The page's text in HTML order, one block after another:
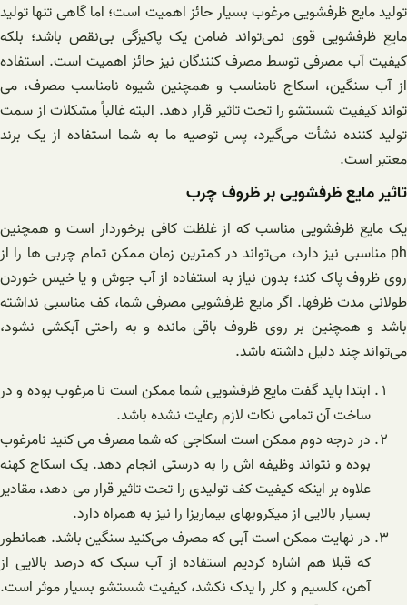
تولید مایع ظرفشویی مرغوب بسیار حائز اهمیت است؛ اما گاهی تنها تولید
مایع ظرفشویی قوی نمی‌تواند ضامن یک پاکیزگی بی‌نقص باشد؛ بلکه
کیفیت آب مصرفی توسط مصرف کنندگان نیز حائز اهمیت است. استفاده
از آب سنگین، اسکاج نامناسب و همچنین شیوه نامناسب مصرف، می
تواند کیفیت شستشو را تحت تاثیر قرار دهد. البته غالباً مشکلات از سمت
تولید کننده نشأت می‌گیرد، پس توصیه ما به شما استفاده از یک برند
معتبر است.
تاثیر مایع ظرفشویی بر ظروف چرب
یک مایع ظرفشویی مناسب که از غلظت کافی برخوردار است و همچنین
ph مناسبی نیز دارد، می‌تواند در کمترین زمان ممکن تمام چربی ها را از
روی ظروف پاک کند؛ بدون نیاز به استفاده از آب جوش و یا خیس خوردن
طولانی مدت ظرفها. اگر مایع ظرفشویی مصرفی شما، کف مناسبی نداشته
باشد و همچنین بر روی ظروف باقی مانده و به راحتی آبکشی نشود،
می‌تواند چند دلیل داشته باشد.
ابتدا باید گفت مایع ظرفشویی شما ممکن است نا مرغوب بوده و در
ساخت آن تمامی نکات لازم رعایت نشده باشد.
در درجه دوم ممکن است اسکاجی که شما مصرف می کنید نامرغوب
بوده و نتواند وظیفه اش را به درستی انجام دهد. یک اسکاج کهنه
علاوه بر اینکه کیفیت کف تولیدی را تحت تاثیر قرار می دهد، مقادیر
بسیار بالایی از میکروبهای بیماریزا را نیز به همراه دارد.
در نهایت ممکن است آبی که مصرف می‌کنید سنگین باشد. همانطور
که قبلا هم اشاره کردیم استفاده از آب سبک که درصد بالایی از
آهن، کلسیم و کلر را یدک نکشد، کیفیت شستشو بسیار موثر است.